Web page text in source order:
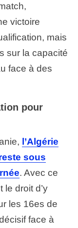
victoire
mais
sur la capacité
face à des
pour
l’Algérie
sous
. Avec ce
droit d’y
les 16es de
face à